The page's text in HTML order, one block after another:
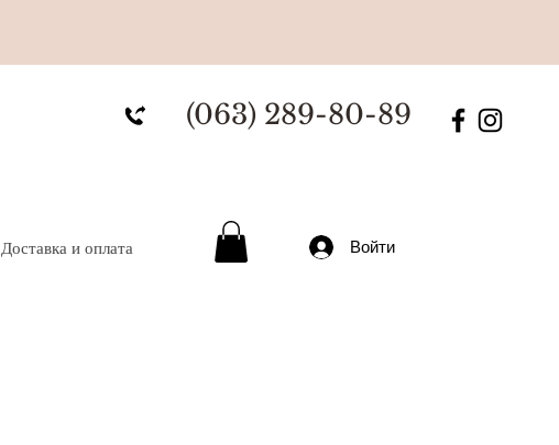
(063) 289-80-89
Доставка и оплата Войти